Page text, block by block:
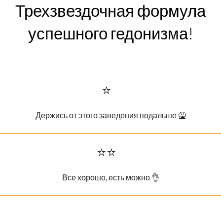
Трехзвездочная формула
успешного гедонизма!
⭐️
Держись от этого заведения подальше 🤮
⭐️⭐️
Все хорошо, есть можно 👌